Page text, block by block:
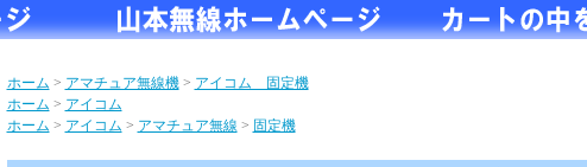
ホーム > アマチュア無線機> アイコム 固定機
ホーム > アイコム
ホーム > アイコム > アマチュア無線 > 固定機